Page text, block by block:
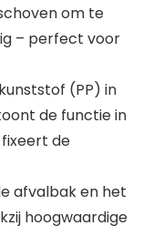
om te
– perfect voor
(PP) in
de functie in
de
afvalbak en het
hoogwaardige